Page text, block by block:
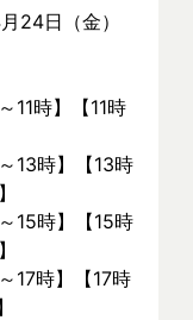
24日（金）
11時】【11時
13時】【13時
15時】【15時
17時】【17時